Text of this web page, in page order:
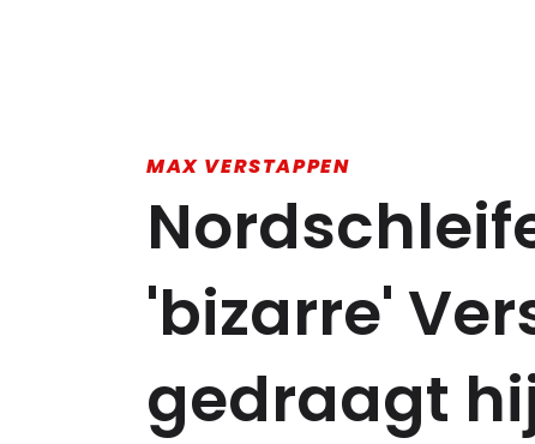
MAX VERSTAPPEN
'bizarre'
gedraagt